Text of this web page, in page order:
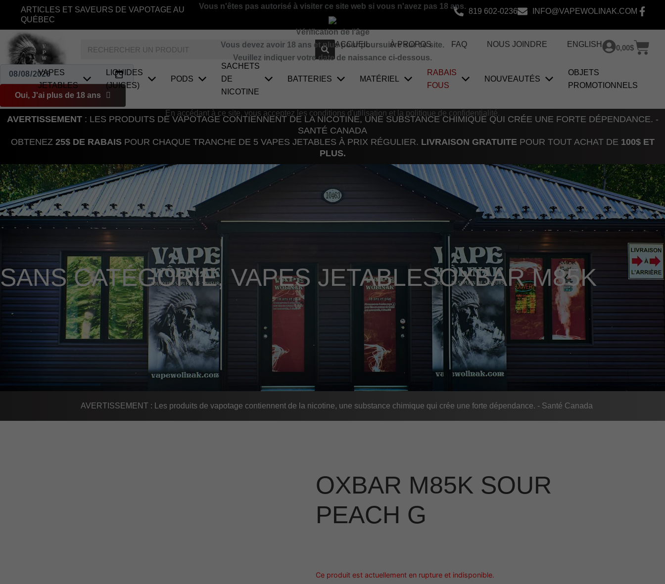
contenu
ARTICLES ET SAVEURS DE VAPOTAGE AU
QUÉBEC
819 602-0236 INFO@VAPEWOLINAK.COM
ACCUEIL À PROPOS FAQ NOUS JOINDRE ENGLISH 0,00$
VAPES
JETABLES
LIQUIDES
(JUICES)
PODS
SACHETS
DE
NICOTINE
BATTERIES MATÉRIEL
RABAIS
FOUS
NOUVEAUTÉS
OBJETS
PROMOTIONNELS
AVERTISSEMENT: LES PRODUITS DE VAPOTAGE CONTIENNENT DE LA NICOTINE, UNE SUBSTANCE CHIMIQUE QUI CRÉE UNE FORTE DÉPENDANCE. -
SANTÉ CANADA
OBTENEZ 25$ DE RABAISPOUR CHAQUE TRANCHE DE 5 VAPES JETABLES À PRIX RÉGULIER. LIVRAISON GRATUITEPOUR TOUT ACHAT DE 100$ ET
PLUS.
SANS CATÉGORIE, VAPES JETABLESOXBAR M85K
AVERTISSEMENT : Les produits de vapotage contiennent de la nicotine, une substance chimique qui crée une forte dépendance. - Santé Canada
OXBAR M85K SOUR
PEACH G
Ce produit est actuellement en rupture et indisponible.
Vous n'êtes pas autorisé à visiter ce site web si vous n'avez pas 18 ans.
Vérification de l'âge
Vous devez avoir 18 ans et plus pour poursuivre sur ce site.
Veuillez indiquer votre date de naissance ci-dessous.
Oui, J'ai plus de 18 ans
En accédant à ce site, vous acceptez les conditions d'utilisation et la politique de confidentialité.